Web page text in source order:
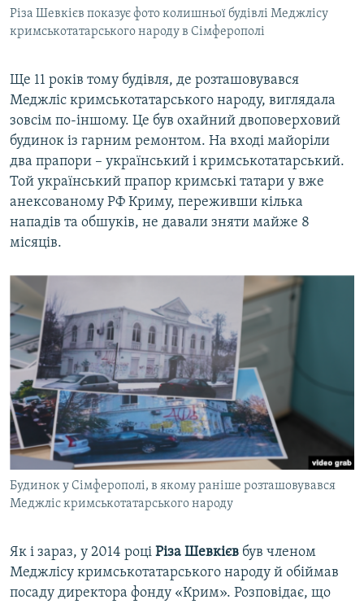
Різа Шевкієв показує фото колишньої будівлі Меджлісу
кримськотатарського народу в Сімферополі
Ще 11 років тому будівля, де розташовувався
Меджліс кримськотатарського народу, виглядала
зовсім по-іншому. Це був охайний двоповерховий
будинок із гарним ремонтом. На вході майоріли
два прапори – український і кримськотатарський.
Той український прапор кримські татари у вже
анексованому РФ Криму, переживши кілька
нападів та обшуків, не давали зняти майже 8
місяців.
Будинок у Сімферополі, в якому раніше розташовувався
Меджліс кримськотатарського народу
Як і зараз, у 2014 році Різа Шевкієв був членом
Меджлісу кримськотатарського народу й обіймав
посаду директора фонду «Крим». Розповідає, що